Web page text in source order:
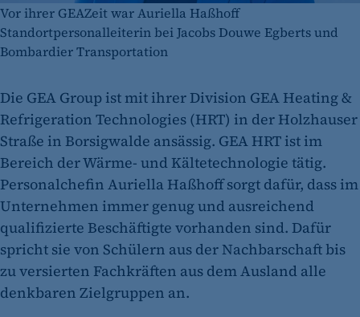
Vor ihrer GEAZeit war Auriella Haßhoff
Standortpersonalleiterin bei Jacobs Douwe Egberts und
Bombardier Transportation
Die GEA Group ist mit ihrer Division GEA Heating &
Refrigeration Technologies (HRT) in der Holzhauser
Straße in Borsigwalde ansässig. GEA HRT ist im
Bereich der Wärme- und Kältetechnologie tätig.
Personalchefin Auriella Haßhoff sorgt dafür, dass im
Unternehmen immer genug und ausreichend
qualifizierte Beschäftigte vorhanden sind. Dafür
spricht sie von Schülern aus der Nachbarschaft bis
zu versierten Fachkräften aus dem Ausland alle
denkbaren Zielgruppen an.